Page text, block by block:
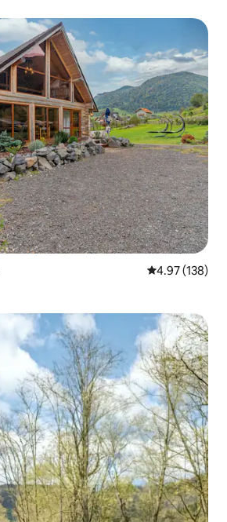
평점 4.97점(5
4.97 (138)